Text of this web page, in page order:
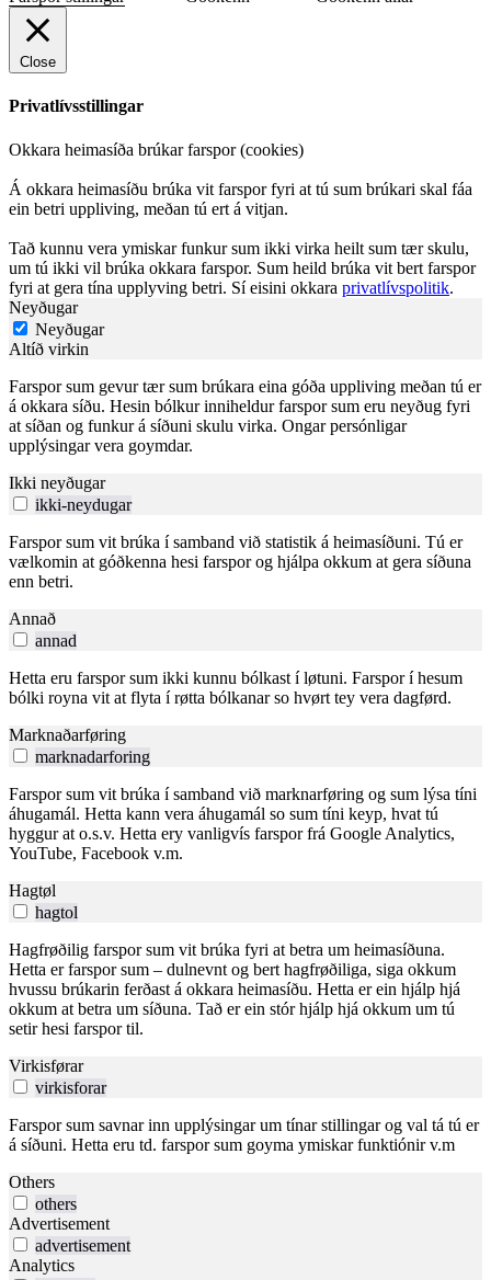
Close
Privatlívsstillingar
Okkara heimasíða brúkar farspor (cookies)
Á okkara heimasíðu brúka vit farspor fyri at tú sum brúkari skal fáa
ein betri uppliving, meðan tú ert á vitjan.
Tað kunnu vera ymiskar funkur sum ikki virka heilt sum tær skulu,
um tú ikki vil brúka okkara farspor. Sum heild brúka vit bert farspor
fyri at gera tína upplyving betri. Sí eisini okkara privatlívspolitik.
Neyðugar
Neyðugar
Altíð virkin
Farspor sum gevur tær sum brúkara eina góða uppliving meðan tú er
á okkara síðu. Hesin bólkur inniheldur farspor sum eru neyðug fyri
at síðan og funkur á síðuni skulu virka. Ongar persónligar
upplýsingar vera goymdar.
Ikki neyðugar
ikki-neydugar
Farspor sum vit brúka í samband við statistik á heimasíðuni. Tú er
vælkomin at góðkenna hesi farspor og hjálpa okkum at gera síðuna
enn betri.
Annað
annad
Hetta eru farspor sum ikki kunnu bólkast í løtuni. Farspor í hesum
bólki royna vit at flyta í røtta bólkanar so hvørt tey vera dagførd.
Marknaðarføring
marknadarforing
Farspor sum vit brúka í samband við marknarføring og sum lýsa tíni
áhugamál. Hetta kann vera áhugamál so sum tíni keyp, hvat tú
hyggur at o.s.v. Hetta ery vanligvís farspor frá Google Analytics,
YouTube, Facebook v.m.
Hagtøl
hagtol
Hagfrøðilig farspor sum vit brúka fyri at betra um heimasíðuna.
Hetta er farspor sum – dulnevnt og bert hagfrøðiliga, siga okkum
hvussu brúkarin ferðast á okkara heimasíðu. Hetta er ein hjálp hjá
okkum at betra um síðuna. Tað er ein stór hjálp hjá okkum um tú
setir hesi farspor til.
Virkisførar
virkisforar
Farspor sum savnar inn upplýsingar um tínar stillingar og val tá tú er
á síðuni. Hetta eru td. farspor sum goyma ymiskar funktiónir v.m
Others
others
Advertisement
advertisement
Analytics